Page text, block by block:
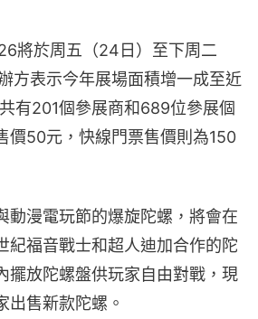
將於周五（24日）至下周二
方表示今年展場面積增一成至近
有201個參展商和689位參展個
價50元，快線門票售價則為150
動漫電玩節的爆旋陀螺，將會在
紀福音戰士和超人迪加合作的陀
擺放陀螺盤供玩家自由對戰，現
出售新款陀螺。